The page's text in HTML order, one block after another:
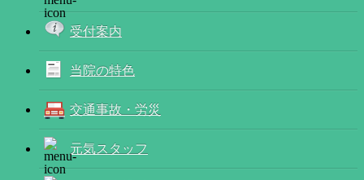
受付案内
当院の特色
交通事故・労災
元気スタッフ